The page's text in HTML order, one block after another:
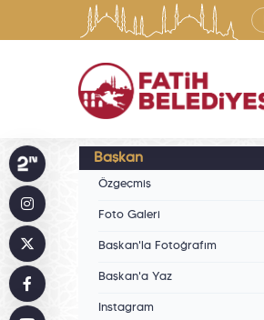
Başkan
Özgeçmiş
Foto Galeri
Başkan'la Fotoğrafım
Başkan'a Yaz
Instagram